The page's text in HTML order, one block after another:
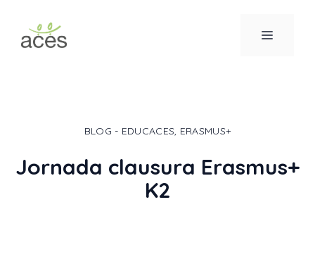
contenido
MENÚ
BLOG - EDUCACES, ERASMUS+
Jornada clausura Erasmus+
K2